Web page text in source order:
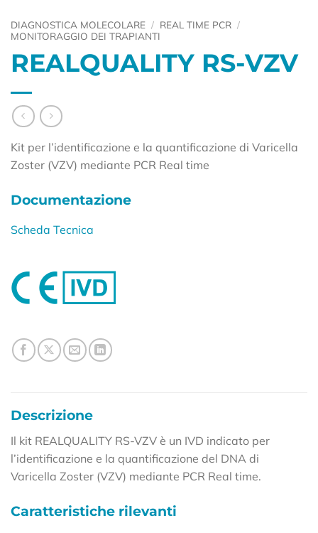
DIAGNOSTICA MOLECOLARE / REAL TIME PCR /
MONITORAGGIO DEI TRAPIANTI
REALQUALITY RS-VZV
Kit per l’identificazione e la quantificazione di Varicella
Zoster (VZV) mediante PCR Real time
Documentazione
Scheda Tecnica
Descrizione
Il kit REALQUALITY RS-VZV è un IVD indicato per
l’identificazione e la quantificazione del DNA di
Varicella Zoster (VZV) mediante PCR Real time.
Caratteristiche rilevanti